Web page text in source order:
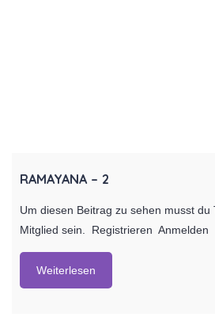
RAMAYANA – 2
Um diesen Beitrag zu sehen musst du
Mitglied sein. Registrieren Anmelden
Weiterlesen